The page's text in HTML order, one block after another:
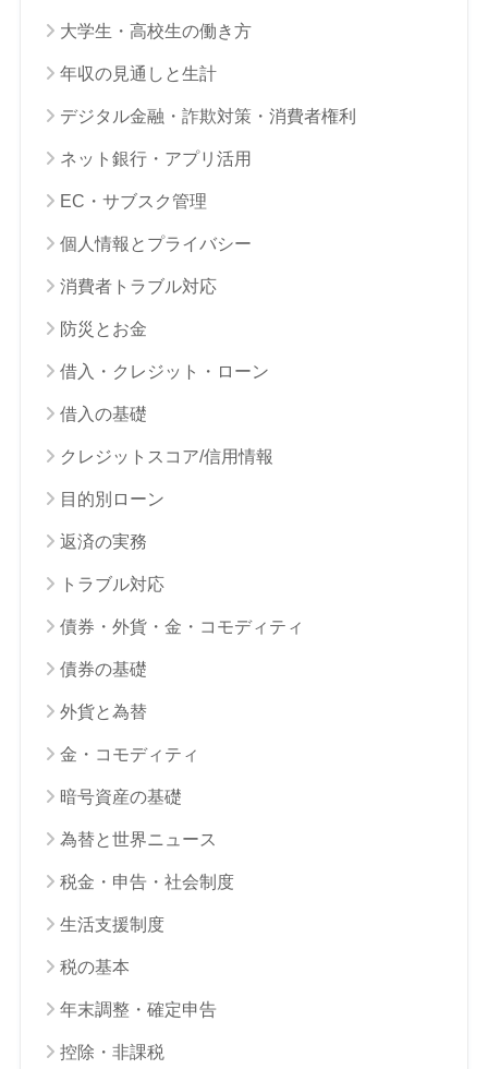
大学生・高校生の働き方
年収の見通しと生計
デジタル金融・詐欺対策・消費者権利
ネット銀行・アプリ活用
EC・サブスク管理
個人情報とプライバシー
消費者トラブル対応
防災とお金
借入・クレジット・ローン
借入の基礎
クレジットスコア/信用情報
目的別ローン
返済の実務
トラブル対応
債券・外貨・金・コモディティ
債券の基礎
外貨と為替
金・コモディティ
暗号資産の基礎
為替と世界ニュース
税金・申告・社会制度
生活支援制度
税の基本
年末調整・確定申告
控除・非課税